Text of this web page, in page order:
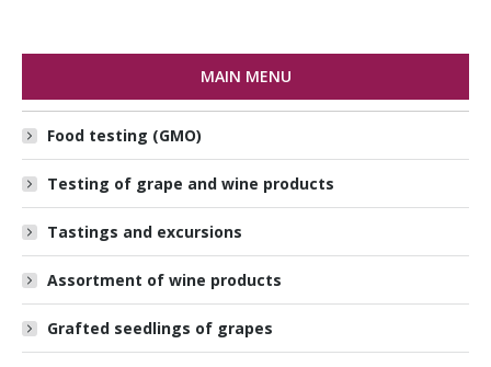
MAIN MENU
Food testing (GMO)
Testing of grape and wine products
Tastings and excursions
Assortment of wine products
Grafted seedlings of grapes